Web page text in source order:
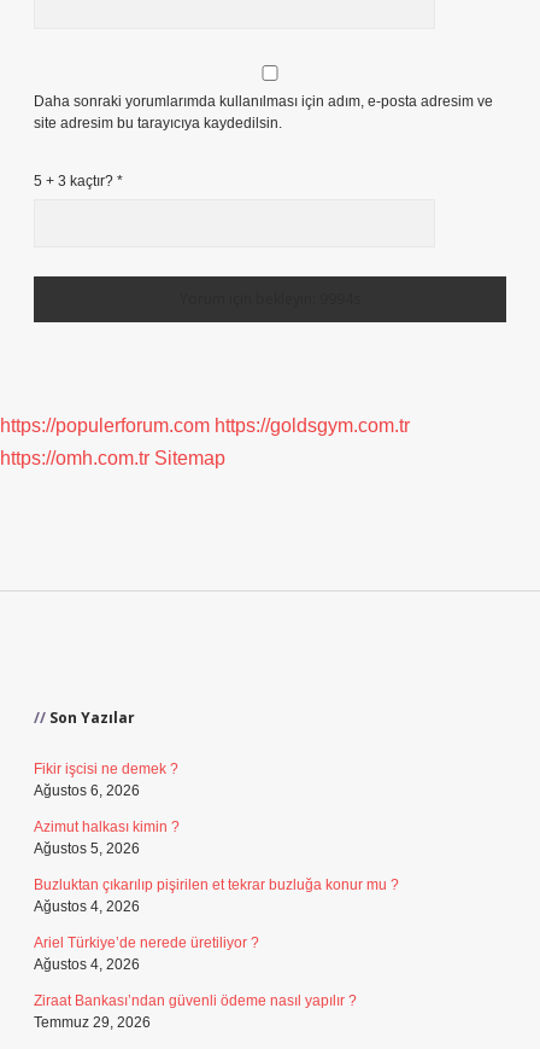
Daha sonraki yorumlarımda kullanılması için adım, e-posta adresim ve
site adresim bu tarayıcıya kaydedilsin.
5 + 3 kaçtır? *
https://populerforum.com https://goldsgym.com.tr
https://omh.com.tr Sitemap
Son Yazılar
Fikir işcisi ne demek ?
Ağustos 6, 2026
Azimut halkası kimin ?
Ağustos 5, 2026
Buzluktan çıkarılıp pişirilen et tekrar buzluğa konur mu ?
Ağustos 4, 2026
Ariel Türkiye’de nerede üretiliyor ?
Ağustos 4, 2026
Ziraat Bankası’ndan güvenli ödeme nasıl yapılır ?
Temmuz 29, 2026